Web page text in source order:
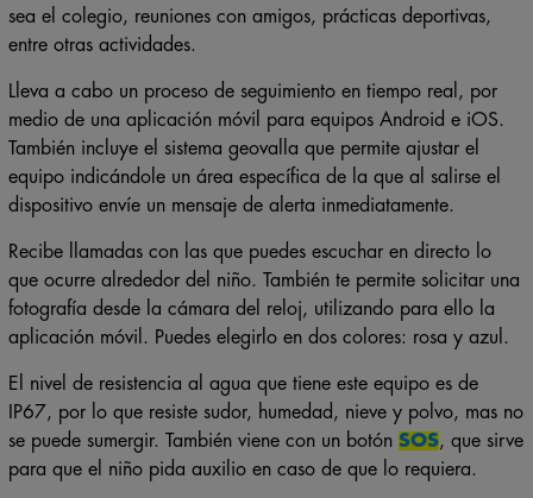
sea el colegio, reuniones con amigos, prácticas deportivas,
entre otras actividades.
Lleva a cabo un proceso de seguimiento en tiempo real, por
medio de una aplicación móvil para equipos Android e iOS.
También incluye el sistema geovalla que permite ajustar el
equipo indicándole un área específica de la que al salirse el
dispositivo envíe un mensaje de alerta inmediatamente.
Recibe llamadas con las que puedes escuchar en directo lo
que ocurre alrededor del niño. También te permite solicitar una
fotografía desde la cámara del reloj, utilizando para ello la
aplicación móvil. Puedes elegirlo en dos colores: rosa y azul.
El nivel de resistencia al agua que tiene este equipo es de
IP67, por lo que resiste sudor, humedad, nieve y polvo, mas no
se puede sumergir. También viene con un botón SOS, que sirve
para que el niño pida auxilio en caso de que lo requiera.